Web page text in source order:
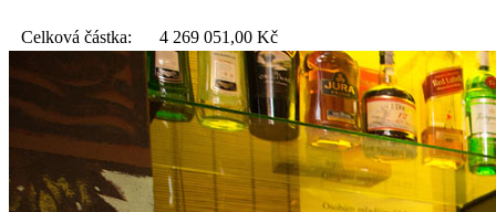
Celková částka: 4 269 051,00 Kč